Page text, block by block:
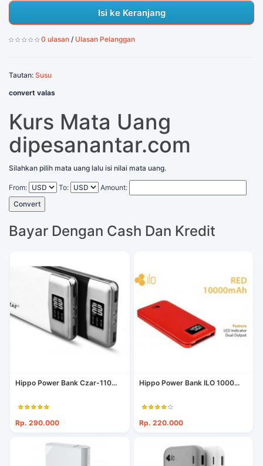
Isi ke Keranjang
0 ulasan / Ulasan Pelanggan
Tautan: Susu
convert valas
Kurs Mata Uang
dipesanantar.com
Silahkan pilih mata uang lalu isi nilai mata uang.
From: To:
Amount:
Convert
Bayar Dengan Cash Dan Kredit
Hippo Power Bank Czar-110...
Rp. 290.000
Hippo Power Bank ILO 1000...
Rp. 220.000